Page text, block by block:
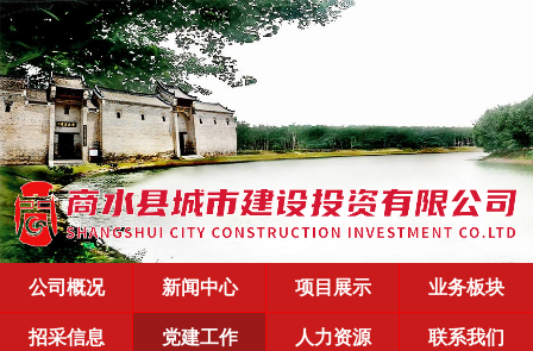
公司概况 新闻中心 项目展示
业务板块
招采信息
党建工作 人力资源 联系我们